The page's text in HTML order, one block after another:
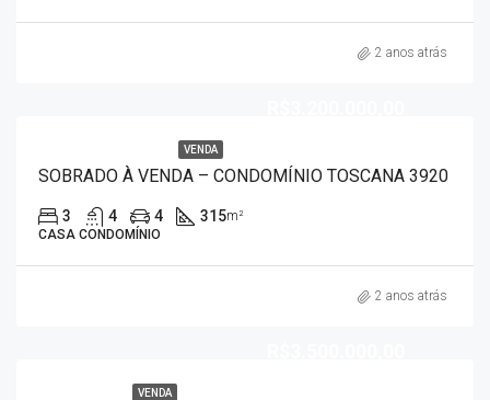
2 anos atrás
VENDA
SOBRADO À VENDA – CONDOMÍNIO TOSCANA 3920
3 4 4 315m²
CASA CONDOMÍNIO
2 anos atrás
VENDA